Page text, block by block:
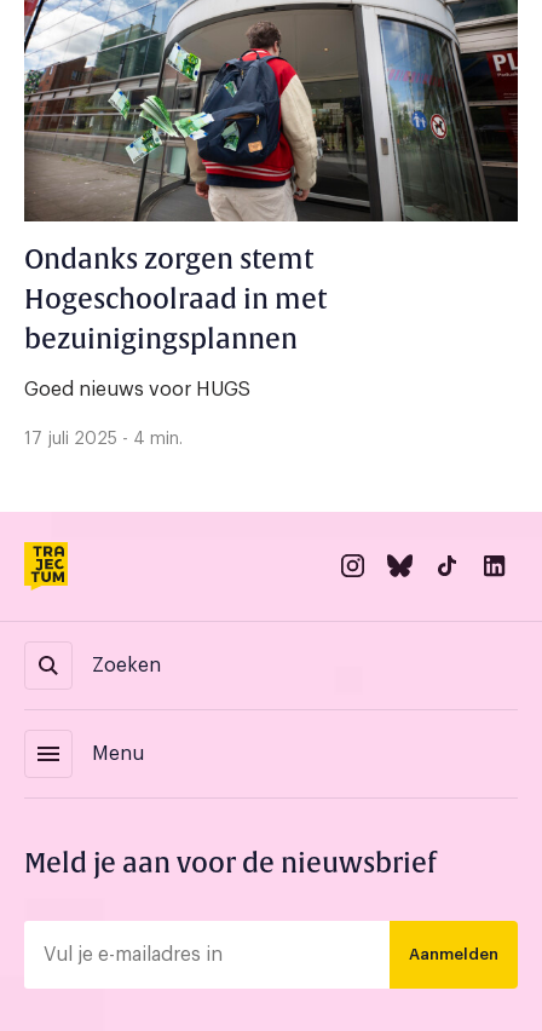
Ondanks zorgen stemt
Hogeschoolraad in met
bezuinigingsplannen
Goed nieuws voor HUGS
17 juli 2025 - 4 min.
Zoeken
menu Menu
Meld je aan voor de nieuwsbrief
Aanmelden